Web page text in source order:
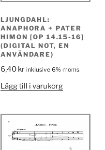
LJUNGDAHL:
ANAPHORA + PATER
HIMON [OP 14.15-16]
(DIGITAL NOT, EN
ANVÄNDARE)
6,40 kr inklusive 6% moms
Lägg till i varukorg